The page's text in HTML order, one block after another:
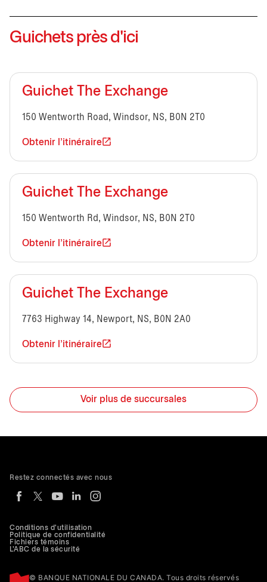
Guichets près d'ici
Guichet The Exchange
150 Wentworth Road, Windsor, NS, B0N 2T0
Obtenir l'itinéraire
Guichet The Exchange
150 Wentworth Rd, Windsor, NS, B0N 2T0
Obtenir l'itinéraire
Guichet The Exchange
7763 Highway 14, Newport, NS, B0N 2A0
Obtenir l'itinéraire
Voir plus de succursales
Conditions d'utilisation
Politique de confidentialité
Fichiers témoins
L'ABC de la sécurité
© BANQUE NATIONALE DU CANADA. Tous droits réservés
Restez connectés avec nous